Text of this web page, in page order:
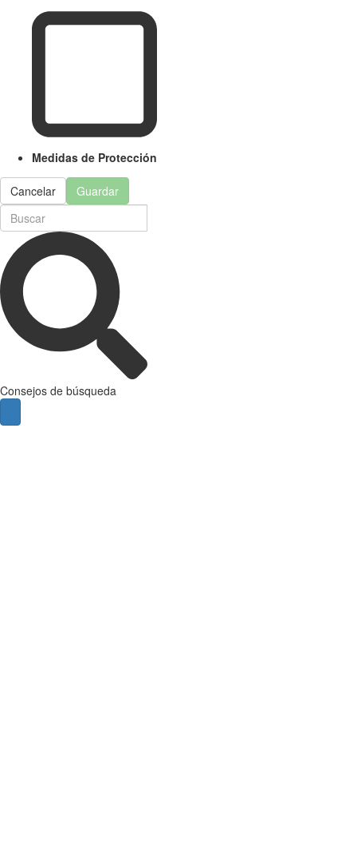
Medidas de Protección
Cancelar Guardar
Consejos de búsqueda